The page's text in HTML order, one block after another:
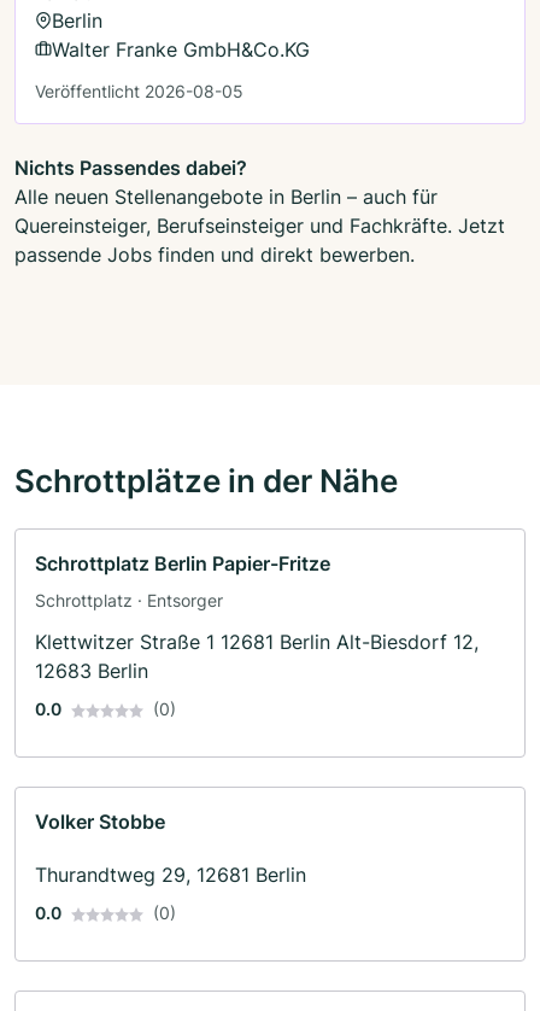
Berlin
Walter Franke GmbH&Co.KG
Veröffentlicht 2026-08-05
Nichts Passendes dabei?
Alle neuen Stellenangebote in Berlin – auch für
Quereinsteiger, Berufseinsteiger und Fachkräfte. Jetzt
passende Jobs finden und direkt bewerben.
Schrottplätze in der Nähe
Schrottplatz Berlin Papier-Fritze
Schrottplatz · Entsorger
Klettwitzer Straße 1 12681 Berlin Alt-Biesdorf 12,
12683 Berlin
0.0 (0)
Volker Stobbe
Thurandtweg 29, 12681 Berlin
0.0 (0)